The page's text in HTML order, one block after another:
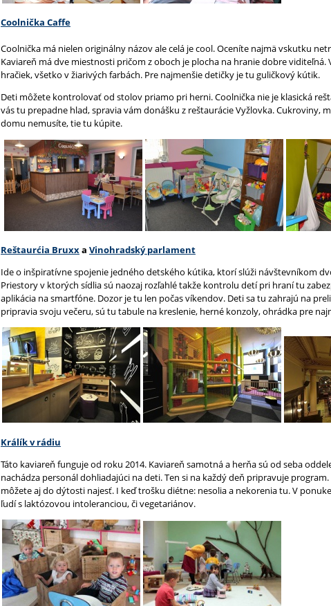
Coolnička Caffe
Coolnička má nielen originálny názov ale celá je cool. Oceníte najmä vskutku
Kaviareň má dve miestnosti pričom z oboch je plocha na hranie dobre viditeľná.
hračiek, všetko v žiarivých farbách. Pre najmenšie detičky je tu guličkový kútik.
Deti môžete kontrolovať od stolov priamo pri herni. Coolnička nie je klasická
vás tu prepadne hlad, spravia vám donášku z reštaurácie Vyžlovka. Cukroviny,
domu nemusíte, tie tu kúpite.
Reštaurćia Bruxxa Vinohradský parlament
Ide o inšpiratívne spojenie jedného detského kútika, ktorí slúži návštevníkom
Priestory v ktorých sídlia sú naozaj rozľahlé takže kontrolu detí pri hraní tu
aplikácia na smartfóne. Dozor je tu len počas víkendov. Deti sa tu zahrajú na
pripravia svoju večeru, sú tu tabule na kreslenie, herné konzoly, ohrádka pre
Králík v rádiu
Táto kaviareň funguje od roku 2014. Kaviareň samotná a herňa sú od seba
nachádza personál dohliadajúci na deti. Ten si na každý deň pripravuje
môžete aj do dýtosti najesť. I keď trošku diétne: nesolia a nekorenia tu. V
ľudí s laktózovou intoleranciou, či vegetariánov.